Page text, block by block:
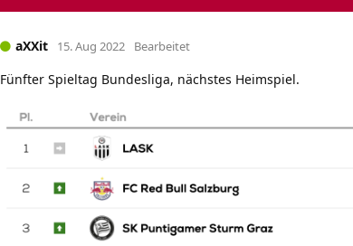
aXXit 15. Aug 2022 Bearbeitet
Fünfter Spieltag Bundesliga, nächstes Heimspiel.